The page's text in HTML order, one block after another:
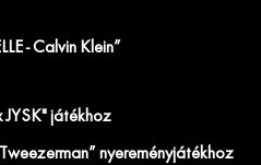
- Calvin Klein”
JYSK" játékhoz
nyereményjátékhoz